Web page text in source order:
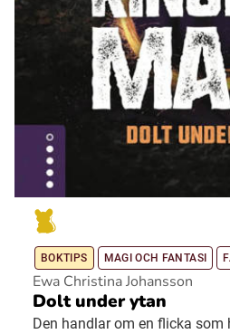
BOKTIPS MAGI OCH FANTASI
Ewa Christina Johansson
Dolt under ytan
Den handlar om en flicka som